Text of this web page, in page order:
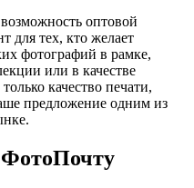
оптовой
для тех, кто желает
фотографий в рамке,
или в качестве
качество печати,
предложение одним из